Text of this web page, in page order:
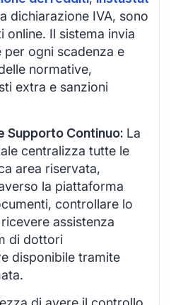
dichiarazione IVA, sono
Il sistema invia
ogni scadenza e
normative,
extra e sanzioni
Supporto Continuo: La
centralizza tutte le
area riservata,
la piattaforma
controllare lo
assistenza
di dottori
disponibile tramite